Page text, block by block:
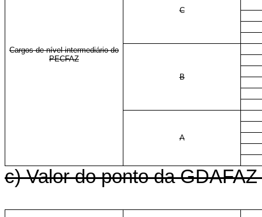
Cargos de nível intermediário do
PECFAZ
C
B
A
c) Valor do ponto da